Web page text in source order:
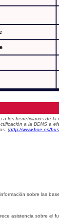
los beneficiarios de
a la BDNS a
(http://www.boe.es/
sobre las
asistencia sobre el